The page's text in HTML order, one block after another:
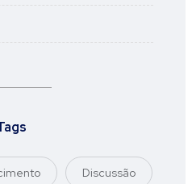
Discussão